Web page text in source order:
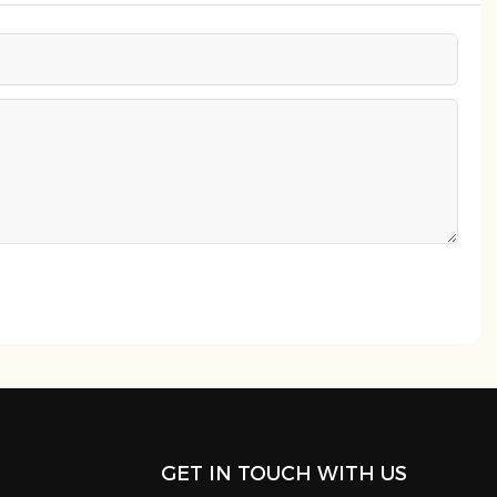
GET IN TOUCH WITH US